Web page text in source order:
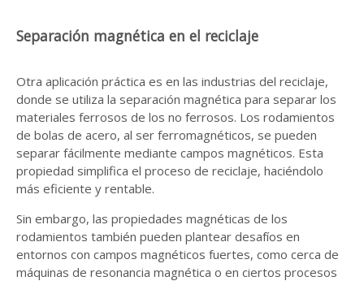
Separación magnética en el reciclaje
Otra aplicación práctica es en las industrias del reciclaje,
donde se utiliza la separación magnética para separar los
materiales ferrosos de los no ferrosos. Los rodamientos
de bolas de acero, al ser ferromagnéticos, se pueden
separar fácilmente mediante campos magnéticos. Esta
propiedad simplifica el proceso de reciclaje, haciéndolo
más eficiente y rentable.
Sin embargo, las propiedades magnéticas de los
rodamientos también pueden plantear desafíos en
entornos con campos magnéticos fuertes, como cerca de
máquinas de resonancia magnética o en ciertos procesos